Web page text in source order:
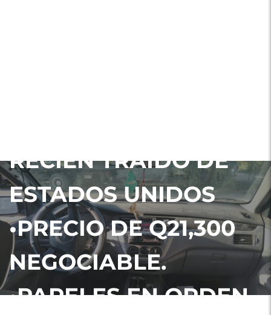
RECIÉN TRAÍDO DE
ESTADOS UNIDOS
•PRECIO DE Q21,300
NEGOCIABLE.
•PAPELES EN ORDEN.